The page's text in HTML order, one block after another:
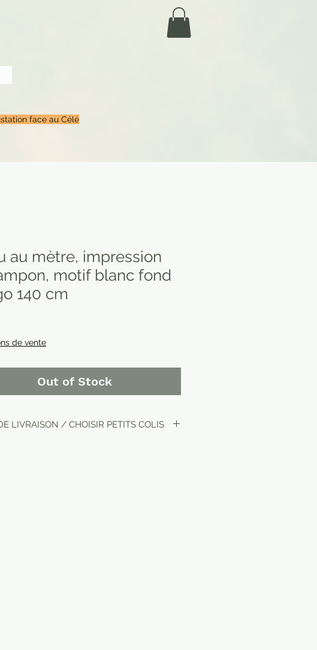
face au Célé
au mètre, impression
motif blanc fond
140 cm
de vente
Out of Stock
LIVRAISON / CHOISIR PETITS COLIS